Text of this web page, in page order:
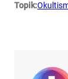
Topik: